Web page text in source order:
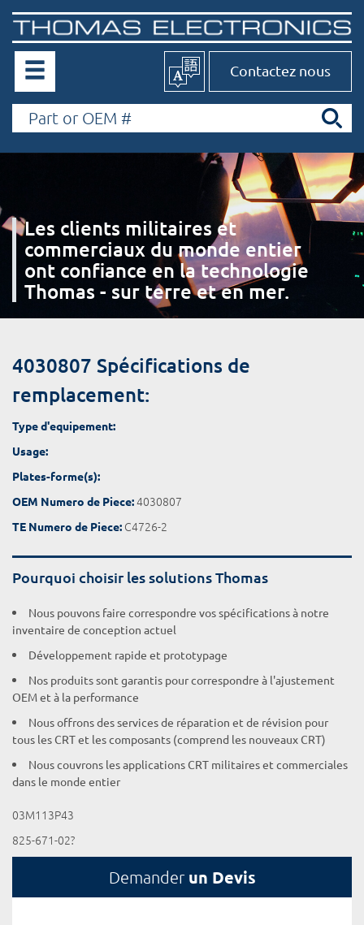
Contactez nous
Les clients militaires et
commerciaux du monde entier
ont confiance en la technologie
Thomas - sur terre et en mer.
4030807 Spécifications de
remplacement:
Type d'equipement:
Usage:
Plates-forme(s):
OEM Numero de Piece:4030807
TE Numero de Piece: C4726-2
Pourquoi choisir les solutions Thomas
Nous pouvons faire correspondre vos spécifications à notre
inventaire de conception actuel
Développement rapide et prototypage
Nos produits sont garantis pour correspondre à l'ajustement
OEM et à la performance
Nous offrons des services de réparation et de révision pour
tous les CRT et les composants (comprend les nouveaux CRT)
Nous couvrons les applications CRT militaires et commerciales
dans le monde entier
03M113P43
825-671-02?
Demander un Devis